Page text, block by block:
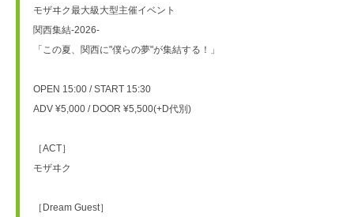
モザヰク最大級大型主催イベント
関西集結-2026-
「この夏、関西に"僕らの夢"が集結する！」
OPEN 15:00 / START 15:30
ADV ¥5,000 / DOOR ¥5,500(+D代別)
［ACT］
モザヰク
［Dream Guest］